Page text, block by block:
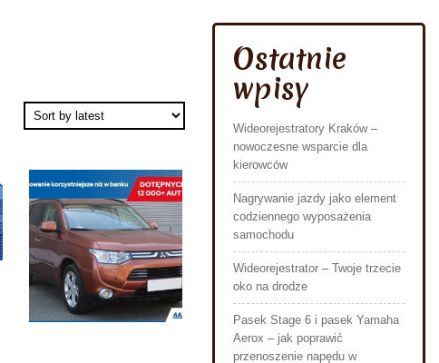
Ostatnie
wpisy
Wideorejestratory Kraków –
nowoczesne wsparcie dla
kierowców
Nagrywanie jazdy jako element
codziennego wyposażenia
samochodu
Wideorejestrator – Twoje trzecie
oko na drodze
Pasek Stage 6 i pasek Yamaha
Aerox – jak poprawić
przenoszenie napędu w